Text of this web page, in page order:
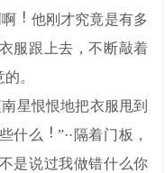
他刚才究竟是有多
服跟上去，不断敲着
。
南星恨恨地把衣服甩到
什么
”··隔着门板，
是说过我做错什么你